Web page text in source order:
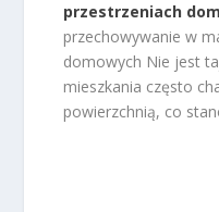
przestrzeniach
przechowywanie w
domowych Nie jest
mieszkania często
powierzchnią, co